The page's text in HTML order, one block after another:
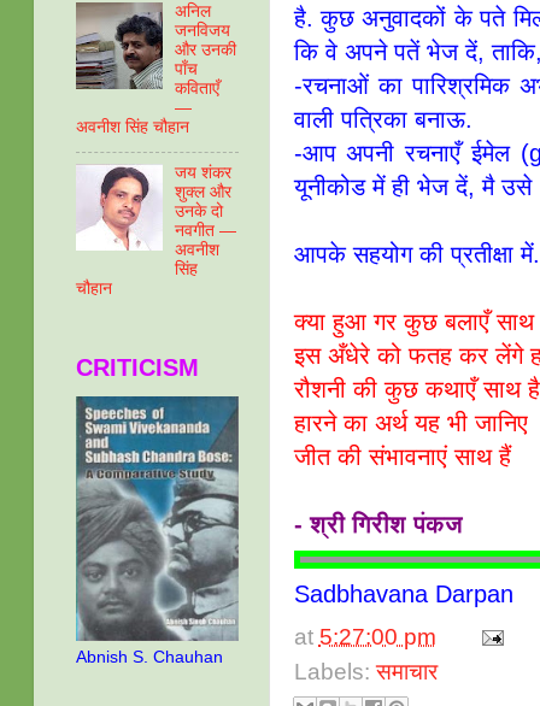
है. कुछ अनुवादकों के पते
कि वे अपने पतें भेज दें,
-रचनाओं का पारिश्रमिक
वाली पत्रिका बनाऊ.
-आप अपनी रचनाएँ ईमेल
यूनीकोड में ही भेज दें, मै
आपके सहयोग की प्रतीक्षा
क्या हुआ गर कुछ बलाएँ
इस अँधेरे को फतह कर लेंगे
रौशनी की कुछ कथाएँ साथ
हारने का अर्थ यह भी जानिए
जीत की संभावनाएं साथ हैं
- श्री गिरीश पंकज
Sadbhavana Darpan
at 5:27:00 pm
Labels:समाचार
अनिल
जनविजय
और उनकी
पाँच
कविताएँ
—
अवनीश सिंह चौहान
जय शंकर
शुक्ल और
उनके दो
नवगीत —
अवनीश
सिंह
चौहान
CRITICISM
Abnish S. Chauhan